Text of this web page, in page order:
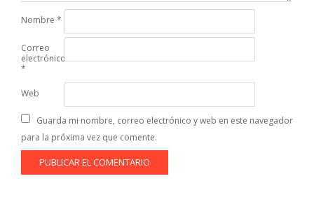
Nombre *
Correo
electrónico
*
Web
Guarda mi nombre, correo electrónico y web en este navegador
para la próxima vez que comente.